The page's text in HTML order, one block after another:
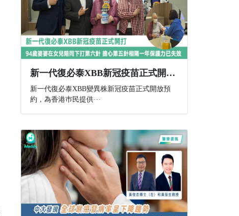
新一代復必泰XBB新冠疫苗正式開打 94歲婆婆在女兒陪同下打第六針 擔心第五針相隔一年保護力已失效
新一代復必泰XBB變異株新冠疫苗正式開放預
約，為香港巿民提供···